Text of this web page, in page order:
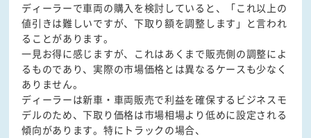
ディーラーで車両の購入を検討していると、「これ以上の
値引きは難しいですが、下取り額を調整します」と言われ
ることがあります。
一見お得に感じますが、これはあくまで販売側の調整によ
るものであり、実際の市場価格とは異なるケースも少なく
ありません。
ディーラーは新車・車両販売で利益を確保するビジネスモ
デルのため、下取り価格は市場相場より低めに設定される
傾向があります。特にトラックの場合、